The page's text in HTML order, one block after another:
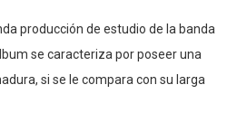
producción de estudio de la banda
se caracteriza por poseer una
si se le compara con su larga